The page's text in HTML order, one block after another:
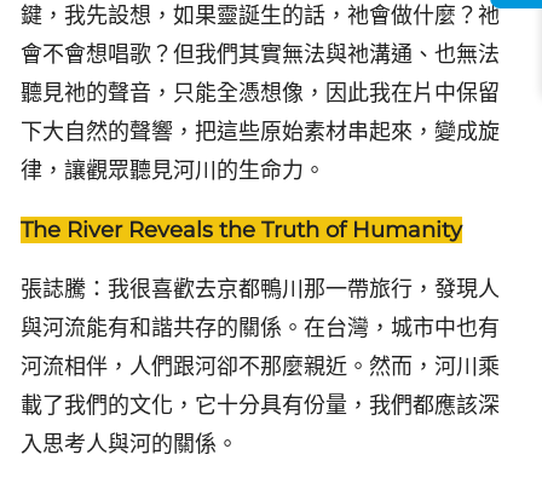
鍵，我先設想，如果靈誕生的話，祂會做什麼？祂
會不會想唱歌？但我們其實無法與祂溝通、也無法
聽見祂的聲音，只能全憑想像，因此我在片中保留
下大自然的聲響，把這些原始素材串起來，變成旋
律，讓觀眾聽見河川的生命力。
The River Reveals the Truth of Humanity
張誌騰：我很喜歡去京都鴨川那一帶旅行，發現人
與河流能有和諧共存的關係。在台灣，城市中也有
河流相伴，人們跟河卻不那麼親近。然而，河川乘
載了我們的文化，它十分具有份量，我們都應該深
入思考人與河的關係。